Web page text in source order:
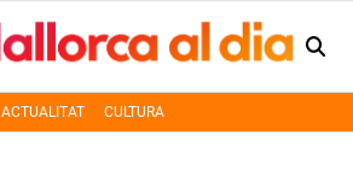
ACTUALITAT CULTURA